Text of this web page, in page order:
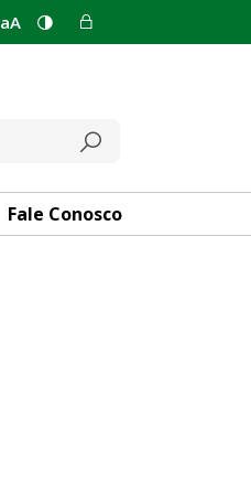
aA
Fale Conosco